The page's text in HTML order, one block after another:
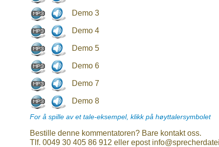
Demo 3
Demo 4
Demo 5
Demo 6
Demo 7
Demo 8
For å spille av et tale-eksempel, klikk på høyttalersymbolet
Bestille denne kommentatoren? Bare kontakt oss.
Tlf. 0049 30 405 86 912 eller epost